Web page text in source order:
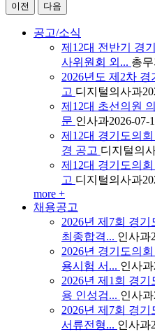
이전
다음
공고/소식
제12대 전반기 경
사위원회 외... 총
2026년도 제2차
고 디지털의사과
제12대 초선의원
문 인사과2026-07-
제12대 경기도의
경 공고 디지털의
제12대 경기도의
고 디지털의사과
more +
채용공고
2026년 제7회 경
최종합격... 인사과
2026년 경기도의
용시험 서... 인사과
2026년 제1회 경
용 인성검... 인사과
2026년 제7회 경
서류전형... 인사과